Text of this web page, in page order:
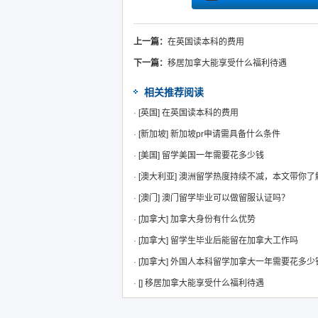
上一篇： 在英国读本科的费用
下一篇： 移居加拿大能享受什么福利待遇
相关推荐阅读
· [英国] 在英国读本科的费用
· [新加坡] 新加坡pr申请需具备什么条件
· [美国] 留学美国一年需要花多少钱
· [澳大利亚] 澳洲留学热度持续不减，本文带你了
· [澳门] 澳门留学毕业可以做留服认证吗？
· [加拿大] 加拿大身份有什么优势
· [加拿大] 留学生毕业后能留在加拿大工作吗
· [加拿大] 外国人本科留学加拿大一年需要花多少
· [] 移居加拿大能享受什么福利待遇